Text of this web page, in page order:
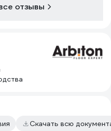
отзывы
Скачать всю